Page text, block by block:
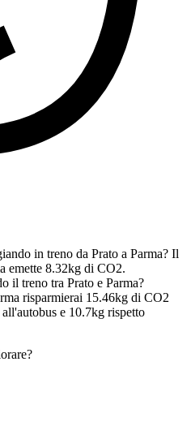
in treno da Prato a Parma? Il
emette 8.32kg di CO2.
il treno tra Prato e Parma?
risparmierai 15.46kg di CO2
e 10.7kg rispetto